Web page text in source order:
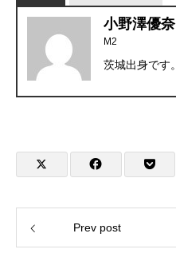
小野澤優奈
M2
茨城出身です。
Prev post